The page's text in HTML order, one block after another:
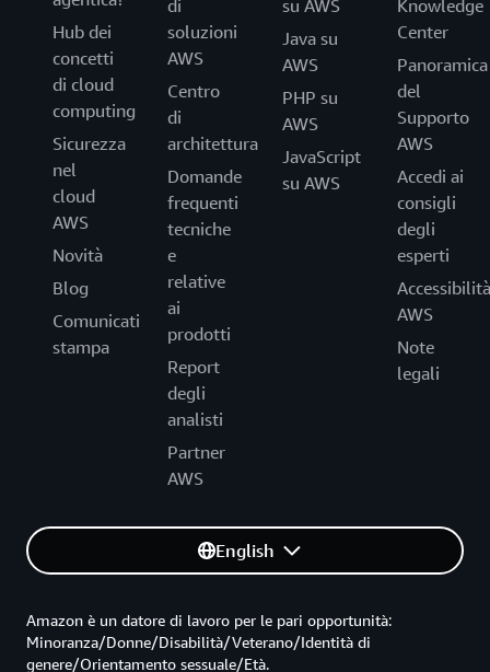
Hub dei
concetti
di cloud
computing
Sicurezza
nel
cloud
AWS
Novità
Blog
Comunicati
stampa
di
soluzioni
AWS
Centro
di
architettura
Domande
frequenti
tecniche
e
relative
ai
prodotti
Report
degli
analisti
Partner
AWS
su AWS
Java su
AWS
PHP su
AWS
JavaScript
su AWS
Knowledge
Center
Panoramica
del
Supporto
AWS
Accedi ai
consigli
degli
esperti
Accessibilità
AWS
Note
legali
English
Amazon è un datore di lavoro per le pari opportunità:
Minoranza/Donne/Disabilità/Veterano/Identità di
genere/Orientamento sessuale/Età.